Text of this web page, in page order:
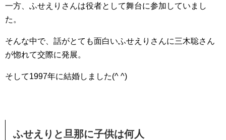
一方、ふせえりさんは役者として舞台に参加していまし
た。
そんな中で、話がとても面白いふせえりさんに三木聡さん
が惚れて交際に発展。
そして1997年に結婚しました(^ ^)
ふせえりと旦那に子供は何人